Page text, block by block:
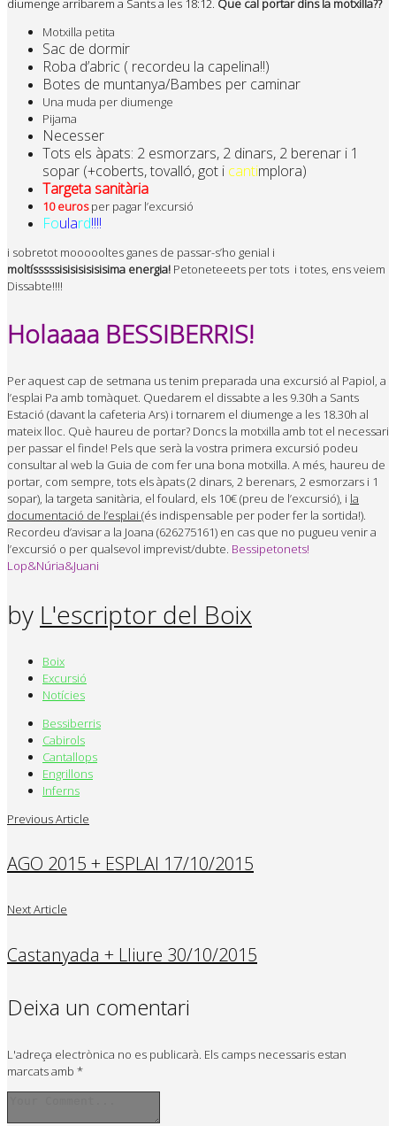
diumenge arribarem a Sants a les 18:12. Que cal portar dins la motxilla??
Motxilla petita
Sac de dormir
Roba d’abric ( recordeu la capelina!!)
Botes de muntanya/Bambes per caminar
Una muda per diumenge
Pijama
Necesser
Tots els àpats: 2 esmorzars, 2 dinars, 2 berenar i 1
sopar (+coberts, tovalló, got i cantimplora)
Targeta sanitària
10 euros per pagar l’excursió
Foulard!!!!
i sobretot moooooltes ganes de passar-s’ho genial i
moltísssssisisisisisisima energia! Petoneteeets per tots i totes, ens veiem
Dissabte!!!!
Holaaaa BESSIBERRIS!
Per aquest cap de setmana us tenim preparada una excursió al Papiol, a
l’esplai Pa amb tomàquet. Quedarem el dissabte a les 9.30h a Sants
Estació (davant la cafeteria Ars) i tornarem el diumenge a les 18.30h al
mateix lloc. Què haureu de portar? Doncs la motxilla amb tot el necessari
per passar el finde! Pels que serà la vostra primera excursió podeu
consultar al web la Guia de com fer una bona motxilla. A més, haureu de
portar, com sempre, tots els àpats (2 dinars, 2 berenars, 2 esmorzars i 1
sopar), la targeta sanitària, el foulard, els 10€ (preu de l’excursió), i la
documentació de l’esplai (és indispensable per poder fer la sortida!).
Recordeu d’avisar a la Joana (626275161) en cas que no pugueu venir a
l’excursió o per qualsevol imprevist/dubte. Bessipetonets!
Lop&Núria&Juani
by L'escriptor del Boix
Boix
Excursió
Notícies
Bessiberris
Cabirols
Cantallops
Engrillons
Inferns
Previous Article
AGO 2015 + ESPLAI 17/10/2015
Next Article
Castanyada + Lliure 30/10/2015
Deixa un comentari
L'adreça electrònica no es publicarà. Els camps necessaris estan
marcats amb *